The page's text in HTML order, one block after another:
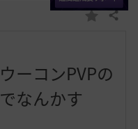
お
入
共有する
ーコンPVPの
なんかす